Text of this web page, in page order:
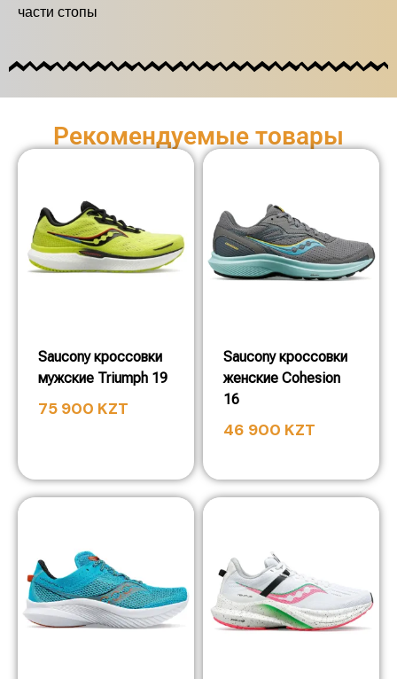
части стопы
Рекомендуемые товары
Saucony кроссовки
мужские Triumph 19
75 900 KZT
Saucony кроссовки
женские Cohesion
16
46 900 KZT